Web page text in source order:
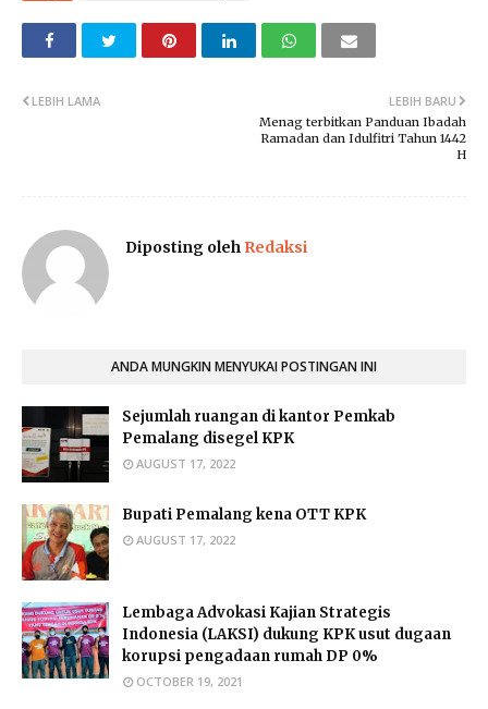
LEBIH BARU
Menag terbitkan Panduan Ibadah
Ramadan dan Idulfitri Tahun 1442
H
LEBIH LAMA
Diposting oleh Redaksi
ANDA MUNGKIN MENYUKAI POSTINGAN INI
Sejumlah ruangan di kantor Pemkab
Pemalang disegel KPK
AUGUST 17, 2022
Bupati Pemalang kena OTT KPK
AUGUST 17, 2022
Lembaga Advokasi Kajian Strategis
Indonesia (LAKSI) dukung KPK usut dugaan
korupsi pengadaan rumah DP 0%
OCTOBER 19, 2021